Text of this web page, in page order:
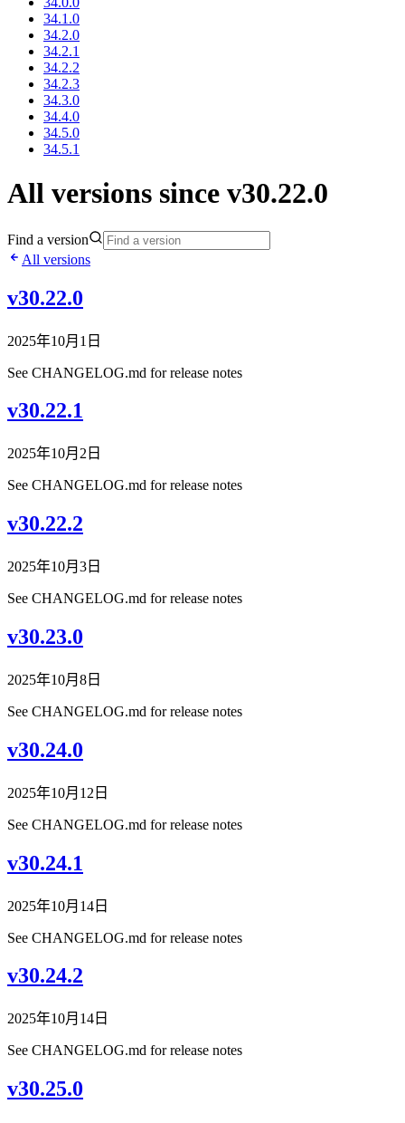
34.1.0
34.2.0
34.2.1
34.2.2
34.2.3
34.3.0
34.4.0
34.5.0
34.5.1
All versions since v30.22.0
Find a version
All versions
v30.22.0
2025年10月1日
See CHANGELOG.md for release notes
v30.22.1
2025年10月2日
See CHANGELOG.md for release notes
v30.22.2
2025年10月3日
See CHANGELOG.md for release notes
v30.23.0
2025年10月8日
See CHANGELOG.md for release notes
v30.24.0
2025年10月12日
See CHANGELOG.md for release notes
v30.24.1
2025年10月14日
See CHANGELOG.md for release notes
v30.24.2
2025年10月14日
See CHANGELOG.md for release notes
v30.25.0